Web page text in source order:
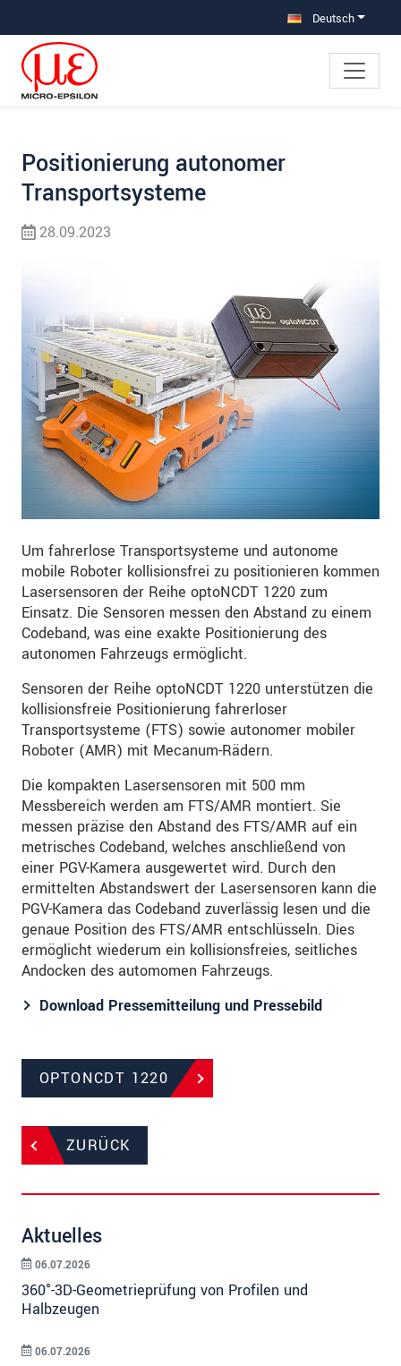
Deutsch
Positionierung autonomer
Transportsysteme
28.09.2023
Um fahrerlose Transportsysteme und autonome
mobile Roboter kollisionsfrei zu positionieren kommen
Lasersensoren der Reihe optoNCDT 1220 zum
Einsatz. Die Sensoren messen den Abstand zu einem
Codeband, was eine exakte Positionierung des
autonomen Fahrzeugs ermöglicht.
Sensoren der Reihe optoNCDT 1220 unterstützen die
kollisionsfreie Positionierung fahrerloser
Transportsysteme (FTS) sowie autonomer mobiler
Roboter (AMR) mit Mecanum-Rädern.
Die kompakten Lasersensoren mit 500 mm
Messbereich werden am FTS/AMR montiert. Sie
messen präzise den Abstand des FTS/AMR auf ein
metrisches Codeband, welches anschließend von
einer PGV-Kamera ausgewertet wird. Durch den
ermittelten Abstandswert der Lasersensoren kann die
PGV-Kamera das Codeband zuverlässig lesen und die
genaue Position des FTS/AMR entschlüsseln. Dies
ermöglicht wiederum ein kollisionsfreies, seitliches
Andocken des automomen Fahrzeugs.
Download Pressemitteilung und Pressebild
OPTONCDT 1220
ZURÜCK
Aktuelles
360°-3D-Geometrieprüfung von Profilen und
Halbzeugen
06.07.2026
06.07.2026